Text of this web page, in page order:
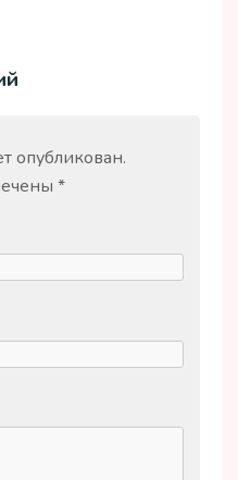
опубликован.
*